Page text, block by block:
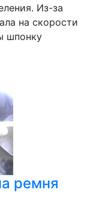
Из-за
на скорости
шпонку
ремня